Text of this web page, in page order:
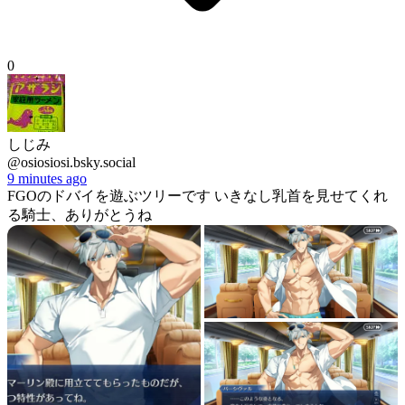
0
しじみ
@osiosiosi.bsky.social
9 minutes ago
FGOのドバイを遊ぶツリーです いきなし乳首を見せてくれ
る騎士、ありがとうね